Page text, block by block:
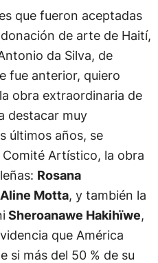
que fueron aceptadas
de arte de Haití,
da Silva, de
fue anterior, quiero
obra extraordinaria de
destacar muy
últimos años, se
Artístico, la obra
Rosana
Motta, y también la
Sheroanawe Hakihïwe,
que América
si más del 50 % de su